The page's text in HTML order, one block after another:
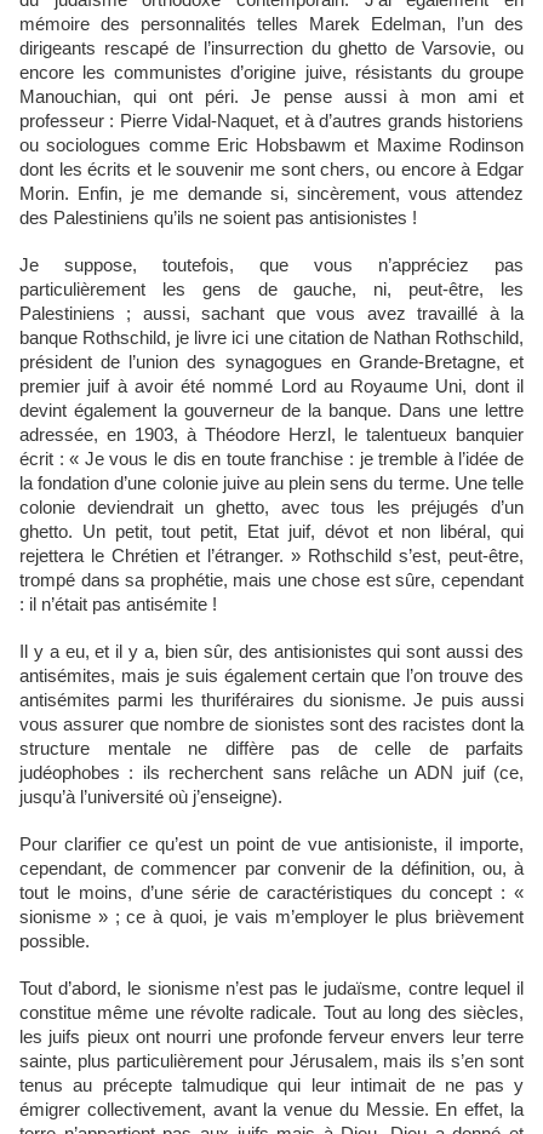
mémoire des personnalités telles Marek Edelman, l’un des
dirigeants rescapé de l’insurrection du ghetto de Varsovie, ou
encore les communistes d’origine juive, résistants du groupe
Manouchian, qui ont péri. Je pense aussi à mon ami et
professeur : Pierre Vidal-Naquet, et à d’autres grands historiens
ou sociologues comme Eric Hobsbawm et Maxime Rodinson
dont les écrits et le souvenir me sont chers, ou encore à Edgar
Morin. Enfin, je me demande si, sincèrement, vous attendez
des Palestiniens qu’ils ne soient pas antisionistes !
Je suppose, toutefois, que vous n’appréciez pas
particulièrement les gens de gauche, ni, peut-être, les
Palestiniens ; aussi, sachant que vous avez travaillé à la
banque Rothschild, je livre ici une citation de Nathan Rothschild,
président de l’union des synagogues en Grande-Bretagne, et
premier juif à avoir été nommé Lord au Royaume Uni, dont il
devint également la gouverneur de la banque. Dans une lettre
adressée, en 1903, à Théodore Herzl, le talentueux banquier
écrit : « Je vous le dis en toute franchise : je tremble à l’idée de
la fondation d’une colonie juive au plein sens du terme. Une telle
colonie deviendrait un ghetto, avec tous les préjugés d’un
ghetto. Un petit, tout petit, Etat juif, dévot et non libéral, qui
rejettera le Chrétien et l’étranger. » Rothschild s’est, peut-être,
trompé dans sa prophétie, mais une chose est sûre, cependant
: il n’était pas antisémite !
Il y a eu, et il y a, bien sûr, des antisionistes qui sont aussi des
antisémites, mais je suis également certain que l’on trouve des
antisémites parmi les thuriféraires du sionisme. Je puis aussi
vous assurer que nombre de sionistes sont des racistes dont la
structure mentale ne diffère pas de celle de parfaits
judéophobes : ils recherchent sans relâche un ADN juif (ce,
jusqu’à l’université où j’enseigne).
Pour clarifier ce qu’est un point de vue antisioniste, il importe,
cependant, de commencer par convenir de la définition, ou, à
tout le moins, d’une série de caractéristiques du concept : «
sionisme » ; ce à quoi, je vais m’employer le plus brièvement
possible.
Tout d’abord, le sionisme n’est pas le judaïsme, contre lequel il
constitue même une révolte radicale. Tout au long des siècles,
les juifs pieux ont nourri une profonde ferveur envers leur terre
sainte, plus particulièrement pour Jérusalem, mais ils s’en sont
tenus au précepte talmudique qui leur intimait de ne pas y
émigrer collectivement, avant la venue du Messie. En effet, la